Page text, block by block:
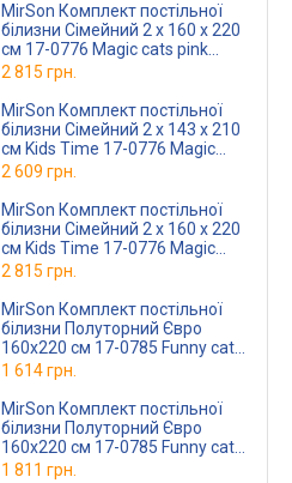
MirSon Комплект постільної
білизни Сімейний 2 x 160 х 220
см 17-0776 Magic cats pink
Бязь
2 815 грн.
MirSon Комплект постільної
білизни Сімейний 2 x 143 х 210
см Kids Time 17-0776 Magic
cats pink Бязь
2 609 грн.
MirSon Комплект постільної
білизни Сімейний 2 x 160 х 220
см Kids Time 17-0776 Magic
cats pink Бязь
2 815 грн.
MirSon Комплект постільної
білизни Полуторний Євро
160х220 см 17-0785 Funny cats
Бязь
1 614 грн.
MirSon Комплект постільної
білизни Полуторний Євро
160х220 см 17-0785 Funny cats
Ranforce Elite
1 811 грн.